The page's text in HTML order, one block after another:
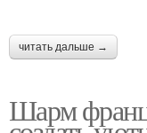
читать дальше →
Шарм